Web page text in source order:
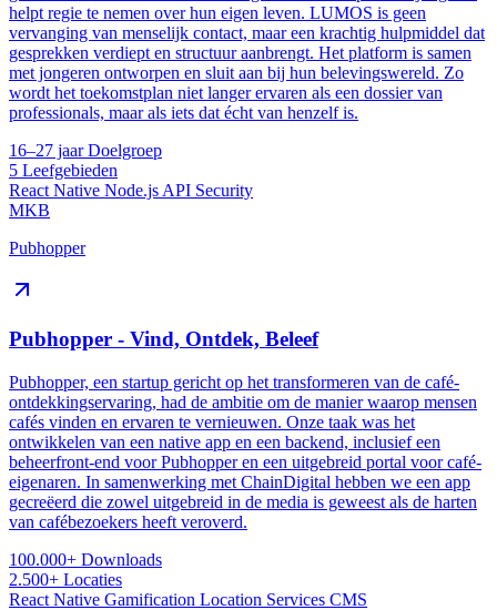
helpt regie te nemen over hun eigen leven. LUMOS is geen
vervanging van menselijk contact, maar een krachtig hulpmiddel dat
gesprekken verdiept en structuur aanbrengt. Het platform is samen
met jongeren ontworpen en sluit aan bij hun belevingswereld. Zo
wordt het toekomstplan niet langer ervaren als een dossier van
professionals, maar als iets dat écht van henzelf is.
16–27 jaarDoelgroep
5 Leefgebieden
React Native Node.js API Security
MKB
Pubhopper
Pubhopper - Vind, Ontdek, Beleef
Pubhopper, een startup gericht op het transformeren van de café-
ontdekkingservaring, had de ambitie om de manier waarop mensen
cafés vinden en ervaren te vernieuwen. Onze taak was het
ontwikkelen van een native app en een backend, inclusief een
beheerfront-end voor Pubhopper en een uitgebreid portal voor café-
eigenaren. In samenwerking met ChainDigital hebben we een app
gecreëerd die zowel uitgebreid in de media is geweest als de harten
van cafébezoekers heeft veroverd.
100.000+ Downloads
2.500+ Locaties
React Native Gamification Location Services CMS